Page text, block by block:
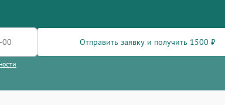
Отправить заявку и получить 1500 ₽